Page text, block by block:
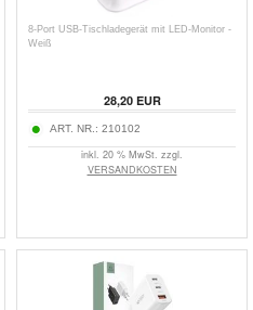
8-Port USB-Tischladegerät mit LED-Monitor -
Weiß
28,20EUR
ART. NR.: 210102
inkl. 20 % MwSt. zzgl.
VERSANDKOSTEN